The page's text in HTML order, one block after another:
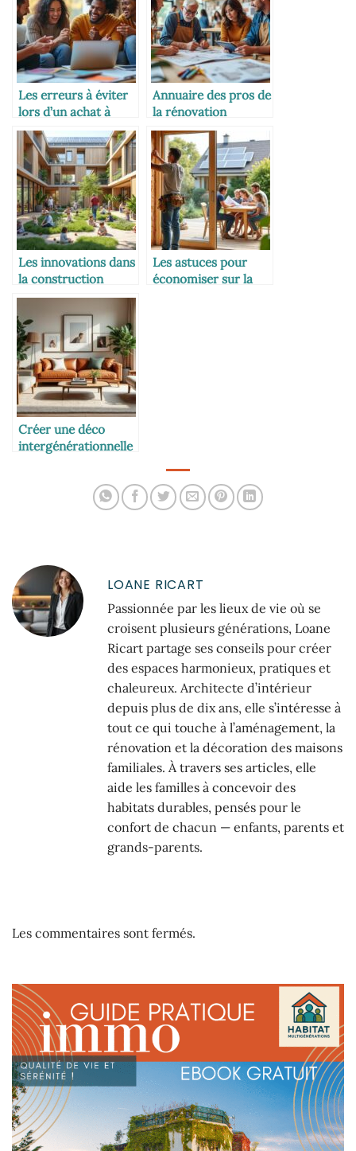
Les erreurs à éviter
lors d’un achat à
plusieurs
Annuaire des pros de
la rénovation
intergénérationnelle
Les innovations dans
la construction
intergénérationnelle
Les astuces pour
économiser sur la
Créer une déco
intergénérationnelle
LOANE RICART
Passionnée par les lieux de vie où se
croisent plusieurs générations, Loane
Ricart partage ses conseils pour créer
des espaces harmonieux, pratiques et
chaleureux. Architecte d’intérieur
depuis plus de dix ans, elle s’intéresse à
tout ce qui touche à l’aménagement, la
rénovation et la décoration des maisons
familiales. À travers ses articles, elle
aide les familles à concevoir des
habitats durables, pensés pour le
confort de chacun — enfants, parents et
grands-parents.
Les commentaires sont fermés.